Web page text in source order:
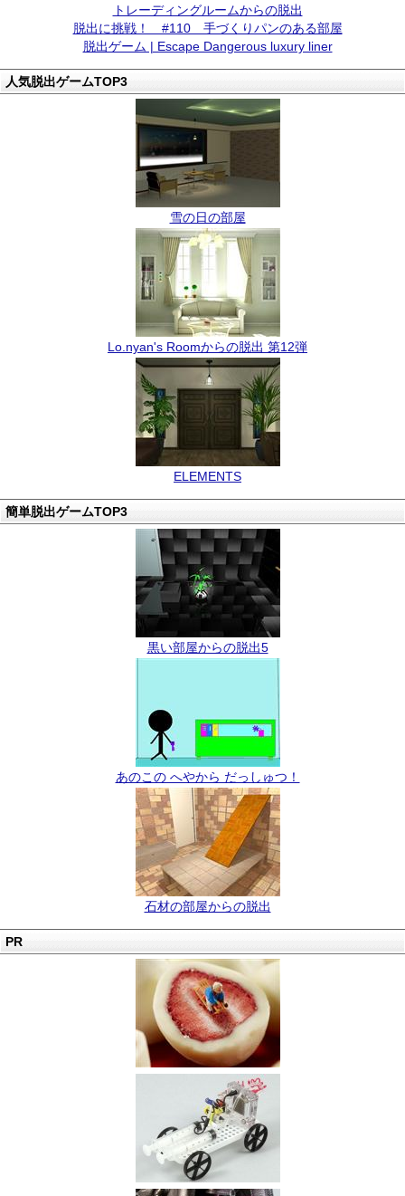
トレーディングルームからの脱出
脱出に挑戦！ #110 手づくりパンのある部屋
脱出ゲーム | Escape Dangerous luxury liner
人気脱出ゲームTOP3
雪の日の部屋
Lo.nyan's Roomからの脱出 第12弾
ELEMENTS
簡単脱出ゲームTOP3
黒い部屋からの脱出5
あのこの へやから だっしゅつ！
石材の部屋からの脱出
PR